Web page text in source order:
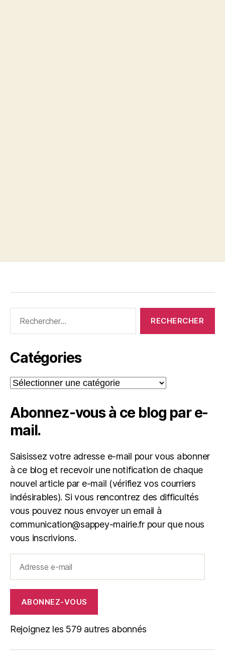
Catégories
Catégories
Abonnez-vous à ce blog par e-
mail.
Saisissez votre adresse e-mail pour vous abonner
à ce blog et recevoir une notification de chaque
nouvel article par e-mail (vérifiez vos courriers
indésirables). Si vous rencontrez des difficultés
vous pouvez nous envoyer un email à
communication@sappey-mairie.fr pour que nous
vous inscrivions.
ABONNEZ-VOUS
Rejoignez les 579 autres abonnés